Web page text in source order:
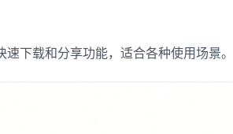
下载和分享功能，适合各种使用场景。